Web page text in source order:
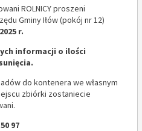
ROLNICY proszeni
Gminy Iłów (pokój nr 12)
r.
informacji o ilości
do kontenera we własnym
zbiórki zostaniecie
97